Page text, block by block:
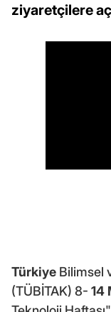
ziyaretçilere
Türkiye Bilimsel
(TÜBİTAK) 8- 14